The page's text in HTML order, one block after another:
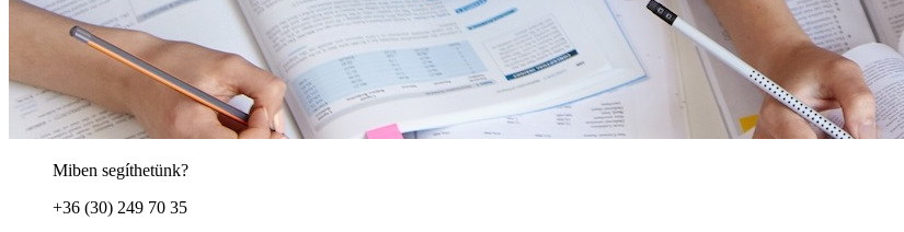
Miben segíthetünk?
+36 (30) 249 70 35